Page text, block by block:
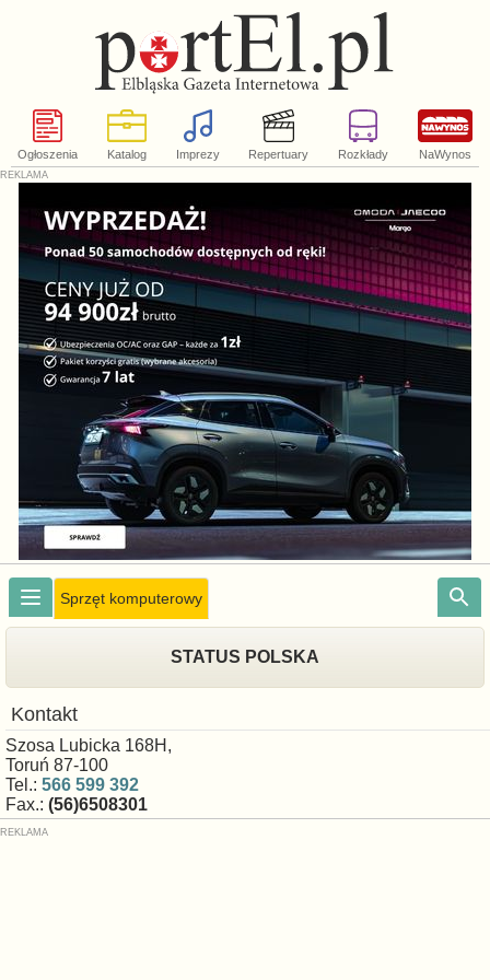
Ogłoszenia Katalog Imprezy Repertuary Rozkłady NaWynos
Sprzęt komputerowy
STATUS POLSKA
Kontakt
Szosa Lubicka 168H,
Toruń 87-100
Tel.: 566 599 392
Fax.: (56)6508301